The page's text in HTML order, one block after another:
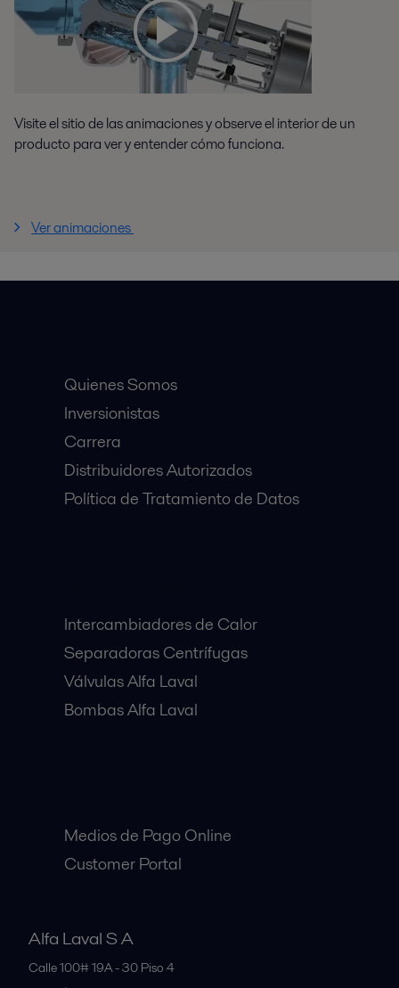
Visite el sitio de las animaciones y observe el interior de un
producto para ver y entender cómo funciona.
Ver animaciones
Quienes Somos
Inversionistas
Carrera
Distribuidores Autorizados
Política de Tratamiento de Datos
Intercambiadores de Calor
Separadoras Centrífugas
Válvulas Alfa Laval
Bombas Alfa Laval
Medios de Pago Online
Customer Portal
Alfa Laval S A
Calle 100# 19A - 30 Piso 4